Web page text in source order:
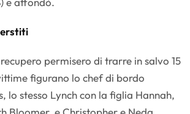
permisero di trarre in salvo 15
figurano lo chef di bordo
lo stesso Lynch con la figlia Hannah,